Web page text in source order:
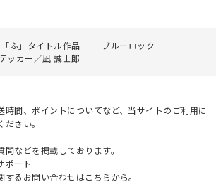
「ふ」タイトル作品
ブルーロック
ッカー／凪 誠士郎
時間、ポイントについてなど、当サイトのご利用に
さい。
などを掲載しております。
ポート
るお問い合わせはこちらから。